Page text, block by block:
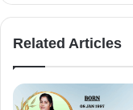
Related Articles